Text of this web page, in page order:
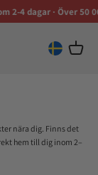
2-4 dagar ∙ Över 50
Varukorg
nära dig. Finns det
hem till dig inom 2–